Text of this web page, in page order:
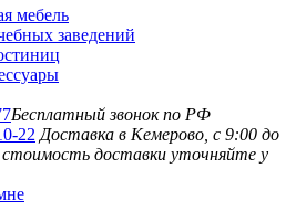
мебель
заведений
Бесплатный звонок по РФ
22 Доставка в Кемерово, с 9:00 до
стоимость доставки уточняйте у